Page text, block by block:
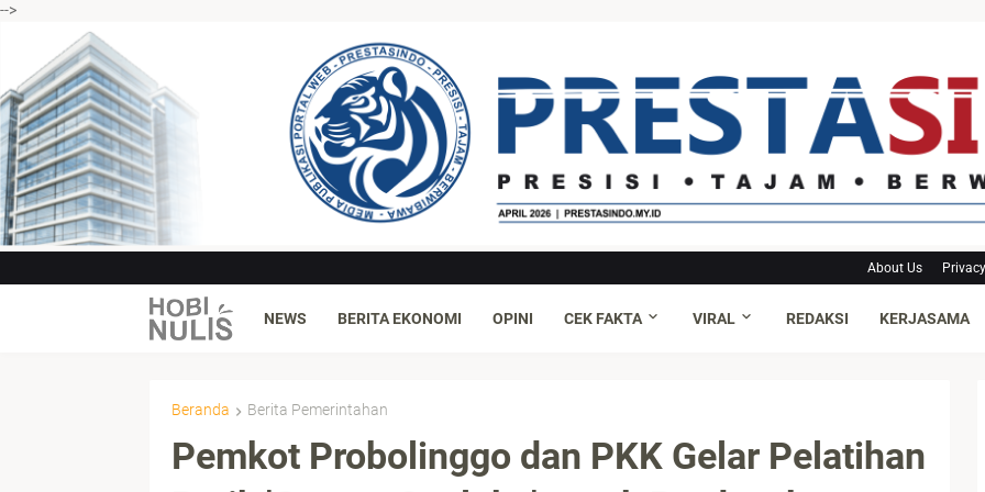
-->
About Us
NEWS BERITA EKONOMI OPINI CEK FAKTA VIRAL REDAKSI KERJASAMA
Beranda Berita Pemerintahan
Pemkot Probolinggo dan PKK Gelar Pelatihan